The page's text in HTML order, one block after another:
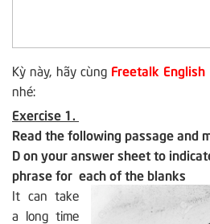
Kỳ này, hãy cùng Freetalk English
nhé:
Exercise 1.
Read the following passage and
D on your answer sheet to
phrase for each of the blanks
It can take
a long time